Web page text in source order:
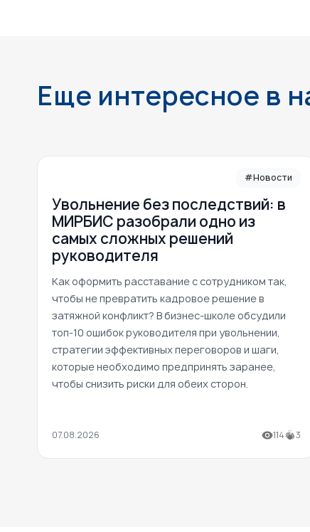
Еще интересное в
#Новости
Увольнение без последствий: в
МИРБИС разобрали одно из
самых сложных решений
руководителя
Как оформить расставание с сотрудником так,
чтобы не превратить кадровое решение в
затяжной конфликт? В бизнес-школе обсудили
топ-10 ошибок руководителя при увольнении,
стратегии эффективных переговоров и шаги,
которые необходимо предпринять заранее,
чтобы снизить риски для обеих сторон.
07.08.2026 114 3